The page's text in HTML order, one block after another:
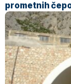
prometnih